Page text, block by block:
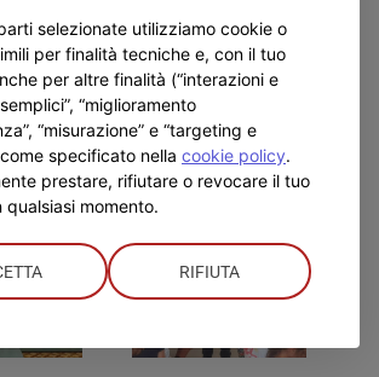
Next
Posts
selezionate utilizziamo cookie o
per finalità tecniche e, con il tuo
per altre finalità (“interazioni e
“miglioramento
“misurazione” e “targeting e
specificato nella cookie policy.
prestare, rifiutare o revocare il tuo
qualsiasi momento.
RIFIUTA